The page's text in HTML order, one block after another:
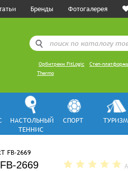
Бренды Фотогалерея
Орбитреки FitLogic Степ-
Thermo
НАСТОЛЬНЫЙ
ТЕННИС
СПОРТ ТУРИЗМ
FB-2669
2669